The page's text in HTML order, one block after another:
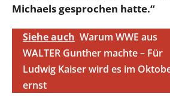
Michaels gesprochen hatte.“
Siehe auch Warum WWE aus
WALTER Gunther machte – Für
Ludwig Kaiser wird es im
ernst